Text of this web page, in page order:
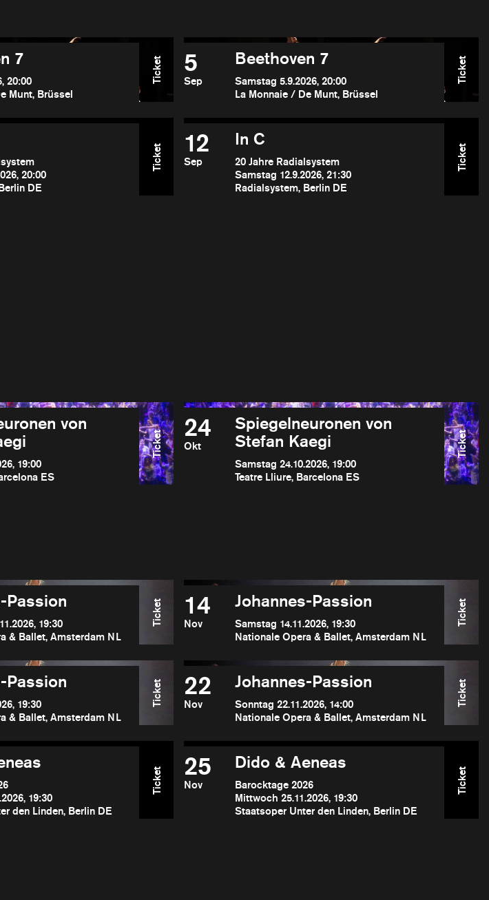
7
20:00
Munt, Brüssel
Ticket 5
Sep
Beethoven 7
Samstag 5.9.2026, 20:00
La Monnaie / De Munt, Brüssel
Ticket
20:00
DE
Ticket 12
Sep
In C
20 Jahre Radialsystem
Samstag 12.9.2026, 21:30
Radialsystem, Berlin DE
Ticket
von
19:00
ES
Ticket
24
Okt
Spiegelneuronen von
Stefan Kaegi
Samstag 24.10.2026, 19:00
Teatre Lliure, Barcelona ES
Ticket
Passion
19:30
& Ballet, Amsterdam NL
Ticket 14
Nov
Johannes-Passion
Samstag 14.11.2026, 19:30
Nationale Opera & Ballet, Amsterdam NL
Ticket
Passion
19:30
& Ballet, Amsterdam NL
Ticket 22
Nov
Johannes-Passion
Sonntag 22.11.2026, 14:00
Nationale Opera & Ballet, Amsterdam NL
Ticket
19:30
den Linden, Berlin DE
Ticket 25
Nov
Dido & Aeneas
Barocktage 2026
Mittwoch 25.11.2026, 19:30
Staatsoper Unter den Linden, Berlin DE
Ticket